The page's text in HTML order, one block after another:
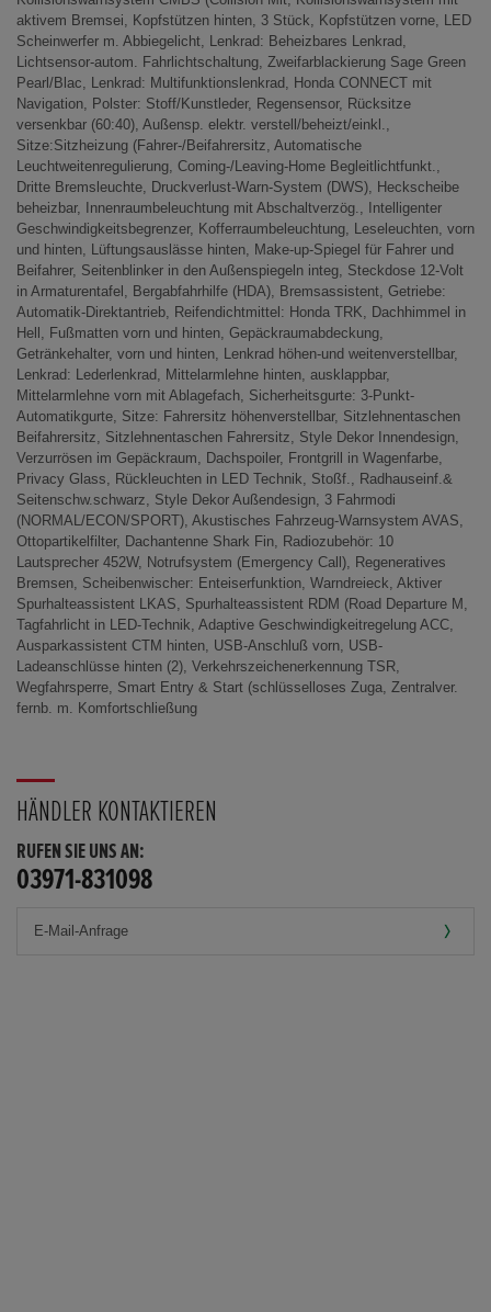
aktivem Bremsei, Kopfstützen hinten, 3 Stück, Kopfstützen vorne, LED
Scheinwerfer m. Abbiegelicht, Lenkrad: Beheizbares Lenkrad,
Lichtsensor-autom. Fahrlichtschaltung, Zweifarblackierung Sage Green
Pearl/Blac, Lenkrad: Multifunktionslenkrad, Honda CONNECT mit
Navigation, Polster: Stoff/Kunstleder, Regensensor, Rücksitze
versenkbar (60:40), Außensp. elektr. verstell/beheizt/einkl.,
Sitze:Sitzheizung (Fahrer-/Beifahrersitz, Automatische
Leuchtweitenregulierung, Coming-/Leaving-Home Begleitlichtfunkt.,
Dritte Bremsleuchte, Druckverlust-Warn-System (DWS), Heckscheibe
beheizbar, Innenraumbeleuchtung mit Abschaltverzög., Intelligenter
Geschwindigkeitsbegrenzer, Kofferraumbeleuchtung, Leseleuchten, vorn
und hinten, Lüftungsauslässe hinten, Make-up-Spiegel für Fahrer und
Beifahrer, Seitenblinker in den Außenspiegeln integ, Steckdose 12-Volt
in Armaturentafel, Bergabfahrhilfe (HDA), Bremsassistent, Getriebe:
Automatik-Direktantrieb, Reifendichtmittel: Honda TRK, Dachhimmel in
Hell, Fußmatten vorn und hinten, Gepäckraumabdeckung,
Getränkehalter, vorn und hinten, Lenkrad höhen-und weitenverstellbar,
Lenkrad: Lederlenkrad, Mittelarmlehne hinten, ausklappbar,
Mittelarmlehne vorn mit Ablagefach, Sicherheitsgurte: 3-Punkt-
Automatikgurte, Sitze: Fahrersitz höhenverstellbar, Sitzlehnentaschen
Beifahrersitz, Sitzlehnentaschen Fahrersitz, Style Dekor Innendesign,
Verzurrösen im Gepäckraum, Dachspoiler, Frontgrill in Wagenfarbe,
Privacy Glass, Rückleuchten in LED Technik, Stoßf., Radhauseinf.&
Seitenschw.schwarz, Style Dekor Außendesign, 3 Fahrmodi
(NORMAL/ECON/SPORT), Akustisches Fahrzeug-Warnsystem AVAS,
Ottopartikelfilter, Dachantenne Shark Fin, Radiozubehör: 10
Lautsprecher 452W, Notrufsystem (Emergency Call), Regeneratives
Bremsen, Scheibenwischer: Enteiserfunktion, Warndreieck, Aktiver
Spurhalteassistent LKAS, Spurhalteassistent RDM (Road Departure M,
Tagfahrlicht in LED-Technik, Adaptive Geschwindigkeitregelung ACC,
Ausparkassistent CTM hinten, USB-Anschluß vorn, USB-
Ladeanschlüsse hinten (2), Verkehrszeichenerkennung TSR,
Wegfahrsperre, Smart Entry & Start (schlüsselloses Zuga, Zentralver.
fernb. m. Komfortschließung
HÄNDLER KONTAKTIEREN
RUFEN SIE UNS AN:
03971-831098